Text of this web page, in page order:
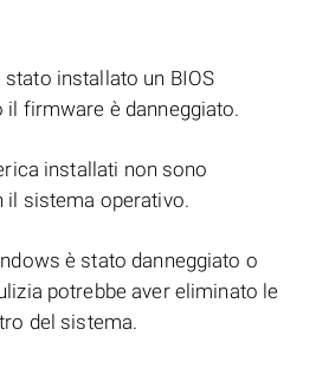
installato un BIOS
firmware è danneggiato.
installati non sono
sistema operativo.
è stato danneggiato o
potrebbe aver eliminato le
del sistema.